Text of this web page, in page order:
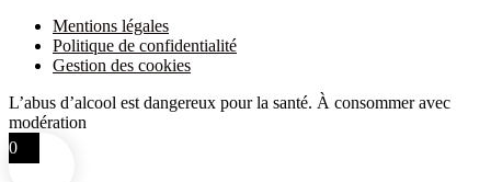
Mentions légales
Politique de confidentialité
Gestion des cookies
L’abus d’alcool est dangereux pour la santé. À consommer avec
modération
0